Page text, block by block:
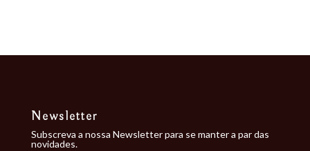
Newsletter
Subscreva a nossa Newsletter para se manter a par das
novidades.